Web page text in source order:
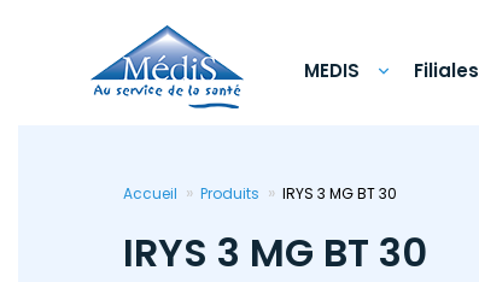
MEDIS Filiales
Accueil Produits IRYS 3 MG BT 30
IRYS 3 MG BT 30